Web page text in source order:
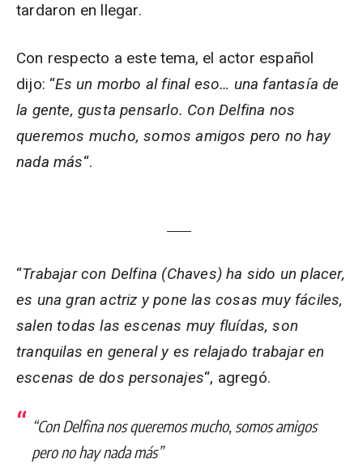
tardaron en llegar.
Con respecto a este tema, el actor español
dijo: “Es un morbo al final eso… una fantasía de
la gente, gusta pensarlo. Con Delfina nos
queremos mucho, somos amigos pero no hay
nada más“.
“Trabajar con Delfina (Chaves) ha sido un placer,
es una gran actriz y pone las cosas muy fáciles,
salen todas las escenas muy fluídas, son
tranquilas en general y es relajado trabajar en
escenas de dos personajes“, agregó.
“Con Delfina nos queremos mucho, somos amigos
pero no hay nada más”